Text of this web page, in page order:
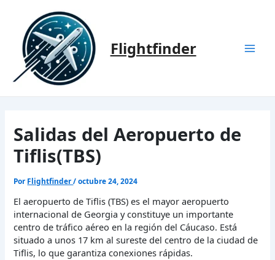
contenido
Flightfinder
Salidas del Aeropuerto de
Tiflis(TBS)
Por Flightfinder/octubre 24, 2024
El aeropuerto de Tiflis (TBS) es el mayor aeropuerto
internacional de Georgia y constituye un importante
centro de tráfico aéreo en la región del Cáucaso. Está
situado a unos 17 km al sureste del centro de la ciudad de
Tiflis, lo que garantiza conexiones rápidas.